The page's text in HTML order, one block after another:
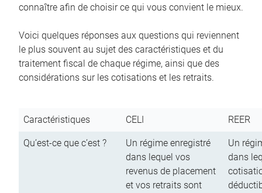
connaître afin de choisir ce qui vous convient le mieux.
Voici quelques réponses aux questions qui reviennent
le plus souvent au sujet des caractéristiques et du
traitement fiscal de chaque régime, ainsi que des
considérations sur les cotisations et les retraits.
Caractéristiques CELI REER
Qu’est-ce que c’est ?
Un régime enregistré
dans lequel vos
revenus de placement
et vos retraits sont
Un
dans